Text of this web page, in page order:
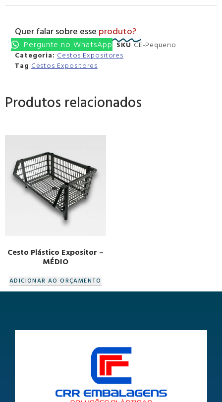
Quer falar sobre esse produto?
Pergunte no WhatsApp SKUCE-Pequeno
Categoria: Cestos Expositores
Tag Cestos Expositores
Produtos relacionados
Cesto Plástico Expositor –
MÉDIO
ADICIONAR AO ORÇAMENTO